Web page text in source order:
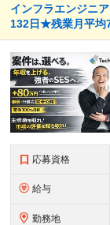
インフラエンジニ
132日★残業月平
応募資格
給与
勤務地